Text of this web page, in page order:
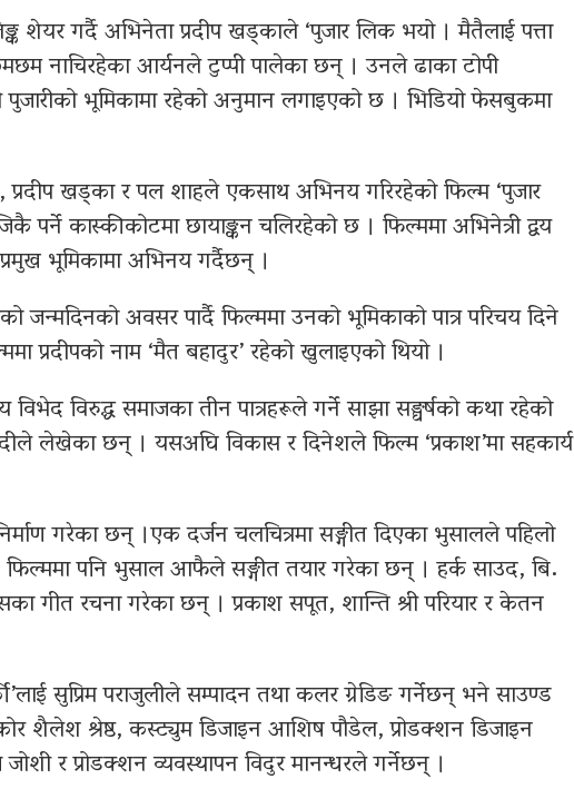
शेयर गर्दै अभिनेता प्रदीप खड्काले ‘पुजार लिक भयो । मैतैलाई पत्ता
नाचिरहेका आर्यनले टुप्पी पालेका छन् । उनले ढाका टोपी
भूमिकामा रहेको अनुमान लगाइएको छ । भिडियो फेसबुकमा
खड्का र पल शाहले एकसाथ अभिनय गरिरहेको फिल्म ‘पुजार
पर्ने कास्कीकोटमा छायाङ्कन चलिरहेको छ । फिल्ममा अभिनेत्री द्वय
भूमिकामा अभिनय गर्दैछन् ।
जन्मदिनको अवसर पार्दै फिल्ममा उनको भूमिकाको पात्र परिचय दिने
प्रदीपको नाम ‘मैत बहादुर’ रहेको खुलाइएको थियो ।
विरुद्ध समाजका तीन पात्रहरूले गर्ने साझा सङ्घर्षको कथा रहेको
लेखेका छन् । यसअघि विकास र दिनेशले फिल्म ‘प्रकाश’मा सहकार्य
गरेका छन् ।एक दर्जन चलचित्रमा सङ्गीत दिएका भुसालले पहिलो
पनि भुसाल आफैले सङ्गीत तयार गरेका छन् । हर्क साउद, बि.
गीत रचना गरेका छन् । प्रकाश सपूत, शान्ति श्री परियार र केतन
सुप्रिम पराजुलीले सम्पादन तथा कलर ग्रेडिङ गर्नेछन् भने साउण्ड
शैलेश श्रेष्ठ, कस्ट्युम डिजाइन आशिष पौडेल, प्रोडक्शन डिजाइन
र प्रोडक्शन व्यवस्थापन विदुर मानन्धरले गर्नेछन् ।